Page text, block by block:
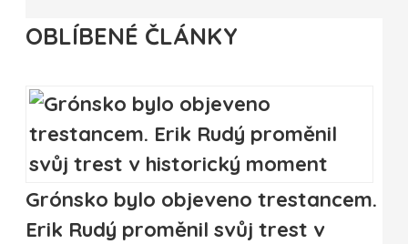
OBLÍBENÉ ČLÁNKY
Grónsko bylo objeveno trestancem.
Erik Rudý proměnil svůj trest v